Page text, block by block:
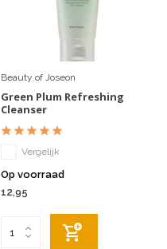
Beauty of Joseon
Green Plum Refreshing
Cleanser
Vergelijk
Op voorraad
12,95